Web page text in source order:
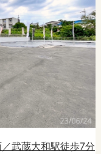
武蔵大和駅徒歩7分